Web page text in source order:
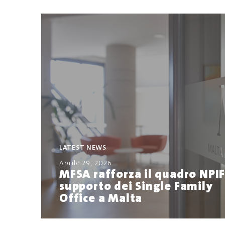
LATEST NEWS
Aprile 29, 2026
MFSA rafforza il quadro
supporto dei Single Family
Office a Malta